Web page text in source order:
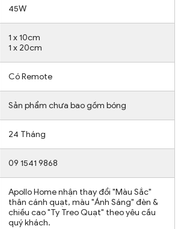
45W
1 x 10cm
1 x 20cm
Có Remote
Sản phẩm chưa bao gồm bóng
24 Tháng
09 1541 9868
Apollo Home nhận thay đổi "Màu Sắc"
thân cánh quạt, màu "Ánh Sáng" đèn &
chiều cao "Ty Treo Quạt" theo yêu cầu
quý khách.